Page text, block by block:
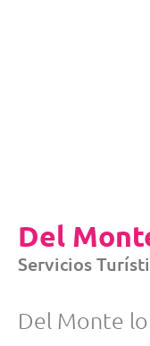
Del
Servicios
Del Monte